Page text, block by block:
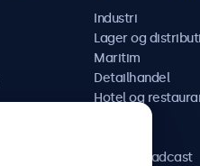
Industri
Lager og
Maritim
Detailhandel
Hotel og
AV og broadcast